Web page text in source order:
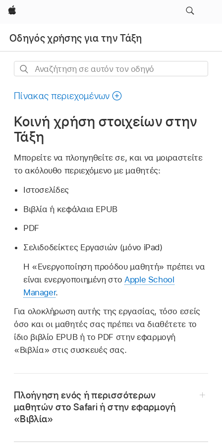
Apple
Οδηγός χρήσης για την Τάξη
Αναζήτηση
αυτόν
οδηγό
Πίνακας περιεχομένων
Κοινή χρήση στοιχείων στην
Τάξη
Μπορείτε να πλοηγηθείτε σε, και να μοιραστείτε
το ακόλουθο περιεχόμενο με μαθητές:
Ιστοσελίδες
Βιβλία ή κεφάλαια EPUB
PDF
Σελιδοδείκτες Εργασιών (μόνο iPad)
Η «Ενεργοποίηση προόδου μαθητή» πρέπει να
είναι ενεργοποιημένη στο Apple School
Manager.
Για ολοκλήρωση αυτής της εργασίας, τόσο εσείς
όσο και οι μαθητές σας πρέπει να διαθέτετε το
ίδιο βιβλίο EPUB ή το PDF στην εφαρμογή
«Βιβλία» στις συσκευές σας.
Πλοήγηση ενός ή περισσότερων
μαθητών στο Safari ή στην εφαρμογή
«Βιβλία»